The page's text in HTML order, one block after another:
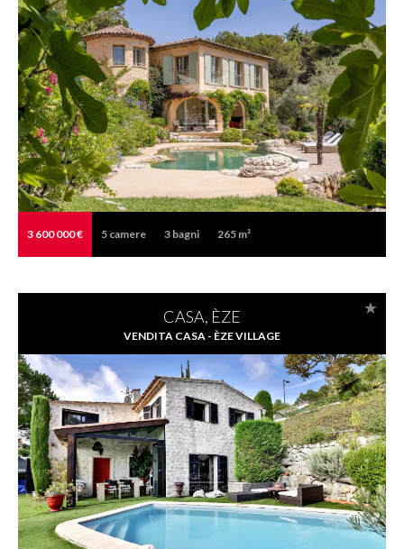
3 600 000 € 5 camere 3 bagni 265 m²
CASA, ÈZE
VENDITA CASA - ÈZE VILLAGE